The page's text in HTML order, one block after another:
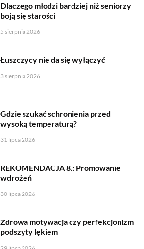
Dlaczego młodzi bardziej niż seniorzy
boją się starości
5 sierpnia 2026
Łuszczycy nie da się wyłączyć
3 sierpnia 2026
Gdzie szukać schronienia przed
wysoką temperaturą?
31 lipca 2026
REKOMENDACJA 8.: Promowanie
wdrożeń
30 lipca 2026
Zdrowa motywacja czy perfekcjonizm
podszyty lękiem